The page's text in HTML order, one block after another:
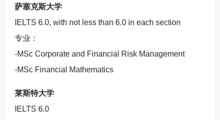
萨塞克斯大学
IELTS 6.0, with not less than 6.0 in each section
专业：
-MSc Corporate and Financial Risk Management
-MSc Financial Mathematics
莱斯特大学
IELTS 6.0